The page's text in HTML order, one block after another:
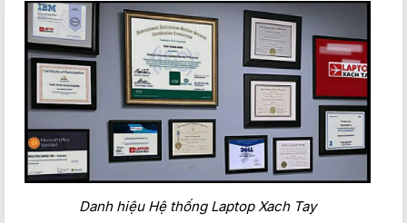
Hầu như các sản phẩm của nhà Asus từ màn hình PC đến
laptop đều đạt độ bền chuẩn quân đội. Để xứng đáng với tên
gọi TUF Gaming, chiếc laptop này phải vượt qua bài kiểm tra
pin về độ bền chuẩn quân đội MIL-STD-810H. Các bài kiểm
tra cho thiết bị bao gồm thả rơi và va đập, độ ẩm cao và nhiệt
độ cực đoan nhằm đảm bảo độ laptop có thể vận hành ổn
định ngay cả trong những môi trường khắc nghiệt nhất.
Màn hình hiển thị chất lượng
ASUS TUF Dash F15 FX517ZE được trang bị màn hình kích
Danh hiệu Hệ thống Laptop Xach Tay